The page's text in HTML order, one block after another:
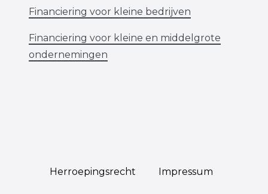
Financiering voor kleine bedrijven
Financiering voor kleine en middelgrote
ondernemingen
Herroepings­recht Impressum